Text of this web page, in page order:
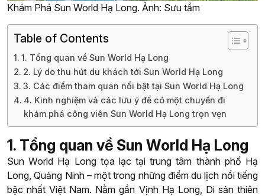
Khám Phá Sun World Hạ Long. Ảnh: Sưu tầm
Table of Contents
1. Tổng quan về Sun World Hạ Long
2. Lý do thu hút du khách tới Sun World Hạ Long
3. Các điểm tham quan nổi bật tại Sun World Hạ Long
4. Kinh nghiệm và các lưu ý để có một chuyến đi
khám phá công viên Sun World Hạ Long trọn vẹn
1. Tổng quan về Sun World Hạ Long
Sun World Hạ Long tọa lạc tại trung tâm thành phố Hạ
Long, Quảng Ninh – một trong những điểm du lịch nổi tiếng
bậc nhất Việt Nam. Nằm gần Vịnh Hạ Long, Di sản thiên